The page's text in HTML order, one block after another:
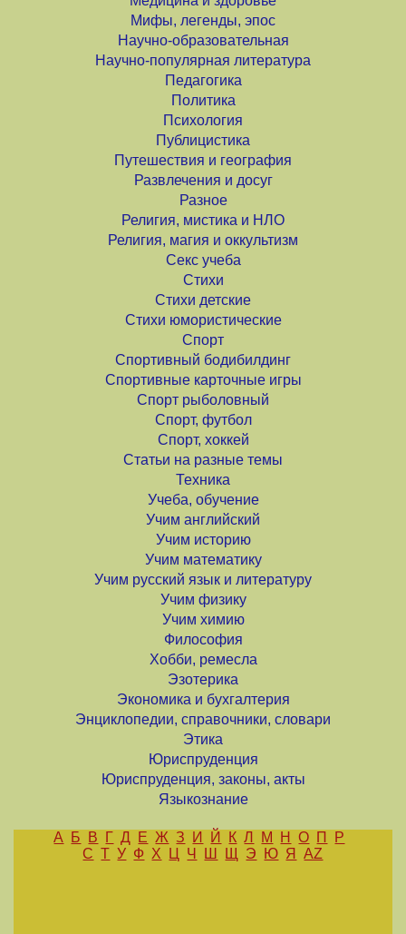
Мифы, легенды, эпос
Научно-образовательная
Научно-популярная литература
Педагогика
Политика
Психология
Публицистика
Путешествия и география
Развлечения и досуг
Разное
Религия, мистика и НЛО
Религия, магия и оккультизм
Секс учеба
Стихи
Стихи детские
Стихи юмористические
Спорт
Спортивный бодибилдинг
Спортивные карточные игры
Спорт рыболовный
Спорт, футбол
Спорт, хоккей
Статьи на разные темы
Техника
Учеба, обучение
Учим английский
Учим историю
Учим математику
Учим русский язык и литературу
Учим физику
Учим химию
Философия
Хобби, ремесла
Эзотерика
Экономика и бухгалтерия
Энциклопедии, справочники, словари
Этика
Юриспруденция
Юриспруденция, законы, акты
Языкознание
А Б В Г Д Е Ж З И Й К Л М Н О П
Р
С Т У Ф Х Ц Ч Ш Щ Э Ю Я AZ